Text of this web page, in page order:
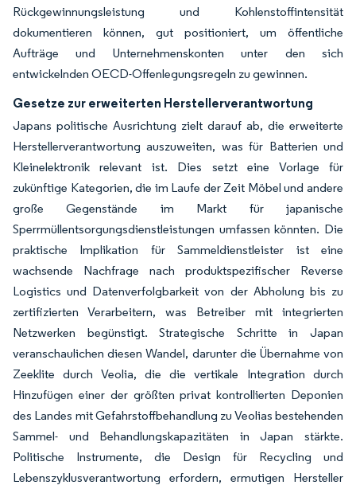
Rückgewinnungsleistung und Kohlenstoffintensität
dokumentieren können, gut positioniert, um öffentliche
Aufträge und Unternehmenskonten unter den sich
entwickelnden OECD-Offenlegungsregeln zu gewinnen.
Gesetze zur erweiterten Herstellerverantwortung
Japans politische Ausrichtung zielt darauf ab, die erweiterte
Herstellerverantwortung auszuweiten, was für Batterien und
Kleinelektronik relevant ist. Dies setzt eine Vorlage für
zukünftige Kategorien, die im Laufe der Zeit Möbel und andere
große Gegenstände im Markt für japanische
Sperrmüllentsorgungsdienstleistungen umfassen könnten. Die
praktische Implikation für Sammeldienstleister ist eine
wachsende Nachfrage nach produktspezifischer Reverse
Logistics und Datenverfolgbarkeit von der Abholung bis zu
zertifizierten Verarbeitern, was Betreiber mit integrierten
Netzwerken begünstigt. Strategische Schritte in Japan
veranschaulichen diesen Wandel, darunter die Übernahme von
Zeeklite durch Veolia, die die vertikale Integration durch
Hinzufügen einer der größten privat kontrollierten Deponien
des Landes mit Gefahrstoffbehandlung zu Veolias bestehenden
Sammel- und Behandlungskapazitäten in Japan stärkte.
Politische Instrumente, die Design für Recycling und
Lebenszyklusverantwortung erfordern, ermutigen Hersteller